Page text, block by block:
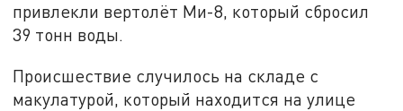
привлекли вертолёт Ми-8, который сбросил
39 тонн воды.
Происшествие случилось на складе с
макулатурой, который находится на улице